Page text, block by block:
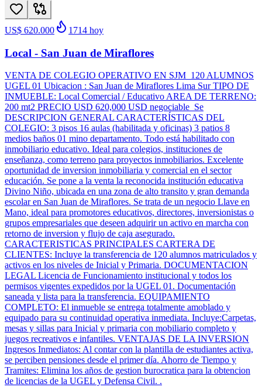
US$ 620.000 1714 hoy
Local - San Juan de Miraflores
VENTA DE COLEGIO OPERATIVO EN SJM 120 ALUMNOS
UGEL 01 Ubicacion : San Juan de Miraflores Lima Sur TIPO DE
INMUEBLE: Local Comercial / Educativo AREA DE TERRENO:
200 mt2 PRECIO USD 620,000 USD negociable Se
DESCRIPCION GENERAL CARACTERÍSTICAS DEL
COLEGIO: 3 pisos 16 aulas (habilitada y oficinas) 3 patios 8
medios baños 01 mino departamento. Todo está habilitado con
inmobiliario educativo. Ideal para colegios, instituciones de
enseñanza, como terreno para proyectos inmobiliarios. Excelente
oportunidad de inversion inmobiliaria y comercial en el sector
educación. Se pone a la venta la reconocida institución educativa
Divino Niño, ubicada en una zona de alto transito y gran demanda
escolar en San Juan de Miraflores. Se trata de un negocio Llave en
Mano, ideal para promotores educativos, directores, inversionistas o
grupos empresariales que deseen adquirir un activo en marcha con
retorno de inversion y flujo de caja asegurado.
CARACTERISTICAS PRINCIPALES CARTERA DE
CLIENTES: Incluye la transferencia de 120 alumnos matriculados y
activos en los niveles de Inicial y Primaria. DOCUMENTACION
LEGAL Licencia de Funcionamiento institucional y todos los
permisos vigentes expedidos por la UGEL 01. Documentación
saneada y lista para la transferencia. EQUIPAMIENTO
COMPLETO: El inmueble se entrega totalmente amoblado y
equipado para su continuidad operativa inmediata. Incluye:Carpetas,
mesas y sillas para Inicial y primaria con mobiliario completo y
juegos recreativos e infantiles. VENTAJAS DE LA INVERSION
Ingresos Inmediatos: Al contar con la plantilla de estudiantes activa,
se perciben pensiones desde el primer día. Ahorro de Tiempo y
Tramites: Elimina los años de gestion burocratica para la obtencion
de licencias de la UGEL y Defensa Civil. .